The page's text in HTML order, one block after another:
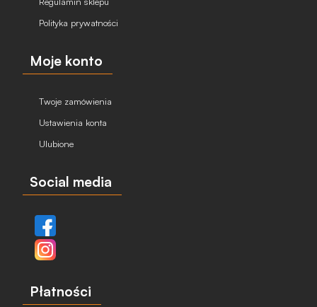
Polityka prywatności
Moje konto
Twoje zamówienia
Ustawienia konta
Ulubione
Social media
Płatności